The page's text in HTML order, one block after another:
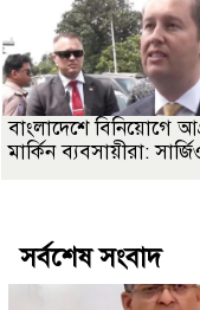
বাংলাদেশে বিনিয়োগে
মার্কিন ব্যবসায়ীরা:
সর্বশেষ সংবাদ